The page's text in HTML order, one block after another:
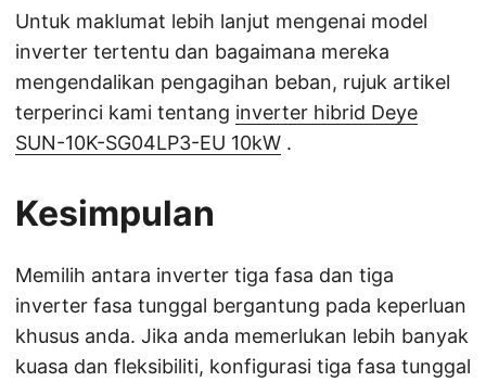
Untuk maklumat lebih lanjut mengenai model
inverter tertentu dan bagaimana mereka
mengendalikan pengagihan beban, rujuk artikel
terperinci kami tentang inverter hibrid Deye
SUN-10K-SG04LP3-EU 10kW .
Kesimpulan
Memilih antara inverter tiga fasa dan tiga
inverter fasa tunggal bergantung pada keperluan
khusus anda. Jika anda memerlukan lebih banyak
kuasa dan fleksibiliti, konfigurasi tiga fasa tunggal